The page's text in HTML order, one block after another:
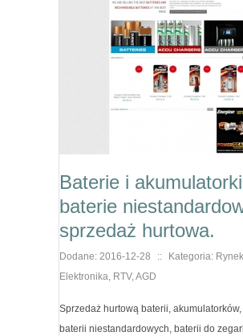
Baterie i
baterie
sprzedaż hurtowa.
Dodane: 2016-12-28 ::
Kategoria:
Elektronika, RTV, AGD
Sprzedaż hurtową baterii, akumulatorków,
baterii niestandardowych, baterii do